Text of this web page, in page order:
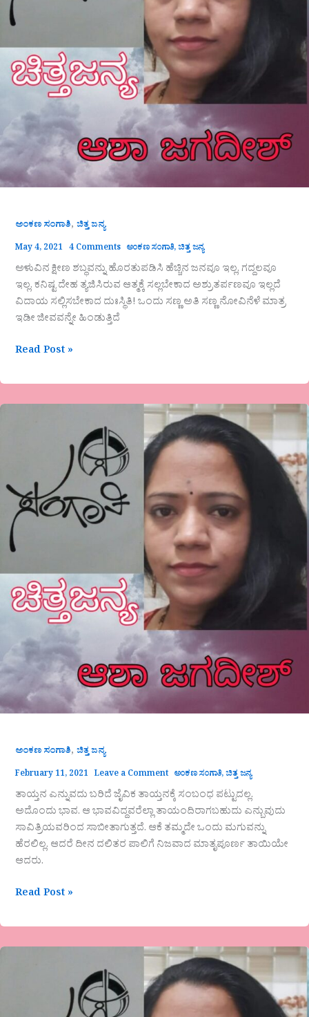
ಅಂಕಣ ಸಂಗಾತಿ, ಚಿತ್ತ ಜನ್ಯ
May 4, 2021 4 Comments ಅಂಕಣ ಸಂಗಾತಿ,ಚಿತ್ತ ಜನ್ಯ
ಅಳುವಿನ ಕ್ಷೀಣ ಶಬ್ಧವನ್ನು ಹೊರತುಪಡಿಸಿ ಹೆಚ್ಚಿನ ಜನವೂ ಇಲ್ಲ, ಗದ್ದಲವೂ
ಇಲ್ಲ. ಕನಿಷ್ಟ ದೇಹ ತ್ಯಜಿಸಿರುವ ಆತ್ಮಕ್ಕೆ ಸಲ್ಲಬೇಕಾದ ಅಶ್ರುತರ್ಪಣವೂ ಇಲ್ಲದೆ
ವಿದಾಯ ಸಲ್ಲಿಸಬೇಕಾದ ದುಃಸ್ಥಿತಿ! ಒಂದು ಸಣ್ಣ ಅತಿ ಸಣ್ಣ ನೋವಿನೆಳೆ ಮಾತ್ರ
ಇಡೀ ಜೀವವನ್ನೇ ಹಿಂಡುತ್ತಿದೆ
Read Post »
ಅಂಕಣ ಸಂಗಾತಿ, ಚಿತ್ತ ಜನ್ಯ
February 11, 2021 Leave a Comment ಅಂಕಣ ಸಂಗಾತಿ,ಚಿತ್ತ ಜನ್ಯ
ತಾಯ್ತನ ಎನ್ನುವದು ಬರಿದೆ ಜೈವಿಕ ತಾಯ್ತನಕ್ಕೆ ಸಂಬಂಧ ಪಟ್ಟುದಲ್ಲ.
ಅದೊಂದು ಭಾವ. ಆ ಭಾವವಿದ್ದವರೆಲ್ಲಾ ತಾಯಂದಿರಾಗಬಹುದು ಎನ್ಬುವುದು
ಸಾವಿತ್ರಿಯವರಿಂದ ಸಾಬೀತಾಗುತ್ತದೆ. ಆಕೆ ತಮ್ಮದೇ ಒಂದು ಮಗುವನ್ನು
ಹೆರಲಿಲ್ಲ. ಆದರೆ ದೀನ ದಲಿತರ ಪಾಲಿಗೆ ನಿಜವಾದ ಮಾತೃಪೂರ್ಣ ತಾಯಿಯೇ
ಆದರು.
Read Post »